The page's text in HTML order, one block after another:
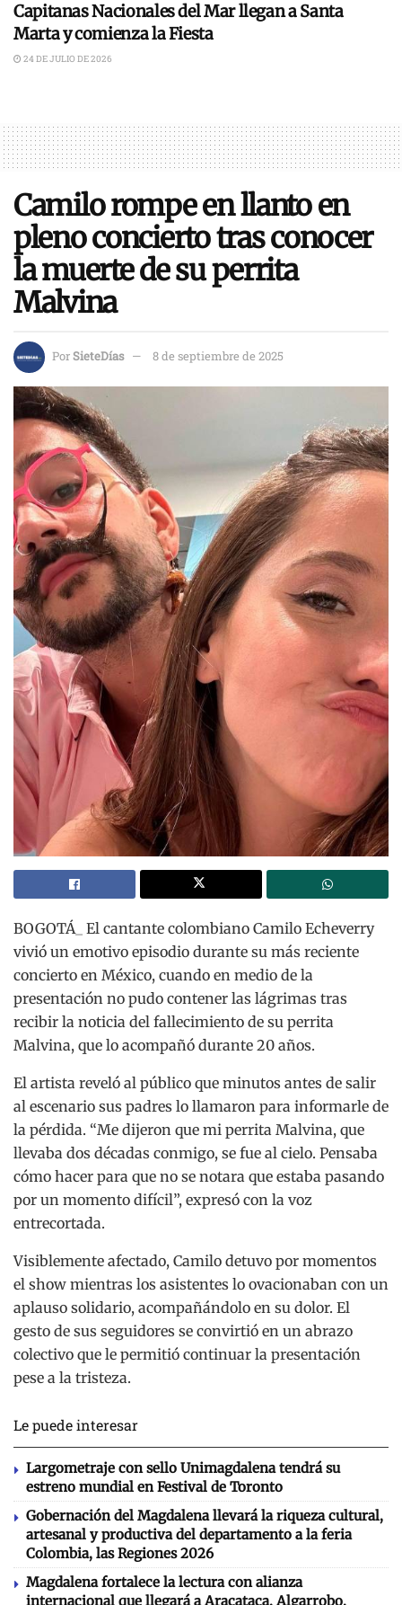
Capitanas Nacionales del Mar llegan a Santa
Marta y comienza la Fiesta
24 DE JULIO DE 2026
Camilo rompe en llanto en
pleno concierto tras conocer
la muerte de su perrita
Malvina
PorSieteDías 8 de septiembre de 2025
BOGOTÁ_ El cantante colombiano Camilo Echeverry
vivió un emotivo episodio durante su más reciente
concierto en México, cuando en medio de la
presentación no pudo contener las lágrimas tras
recibir la noticia del fallecimiento de su perrita
Malvina, que lo acompañó durante 20 años.
El artista reveló al público que minutos antes de salir
al escenario sus padres lo llamaron para informarle de
la pérdida. “Me dijeron que mi perrita Malvina, que
llevaba dos décadas conmigo, se fue al cielo. Pensaba
cómo hacer para que no se notara que estaba pasando
por un momento difícil”, expresó con la voz
entrecortada.
Visiblemente afectado, Camilo detuvo por momentos
el show mientras los asistentes lo ovacionaban con un
aplauso solidario, acompañándolo en su dolor. El
gesto de sus seguidores se convirtió en un abrazo
colectivo que le permitió continuar la presentación
pese a la tristeza.
Le puede interesar
Largometraje con sello Unimagdalena tendrá su
estreno mundial en Festival de Toronto
Gobernación del Magdalena llevará la riqueza cultural,
artesanal y productiva del departamento a la feria
Colombia, las Regiones 2026
Magdalena fortalece la lectura con alianza
internacional que llegará a Aracataca, Algarrobo,